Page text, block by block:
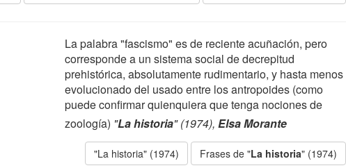
La palabra "fascismo" es de reciente acuñación, pero
corresponde a un sistema social de decrepitud
prehistórica, absolutamente rudimentario, y hasta menos
evolucionado del usado entre los antropoides (como
puede confirmar quienquiera que tenga nociones de
zoología) "La historia" (1974), Elsa Morante
"La historia" (1974) Frases de "La historia" (1974)